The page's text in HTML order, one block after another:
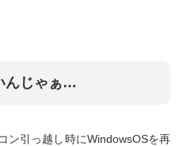
んじゃぁ…
ン引っ越し時にWindowsOSを再